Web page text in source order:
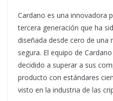
Cardano es una innovadora
tercera generación que ha
diseñada desde cero de
segura. El equipo de
decidido a superar a sus
producto con estándares
visto en la industria de las